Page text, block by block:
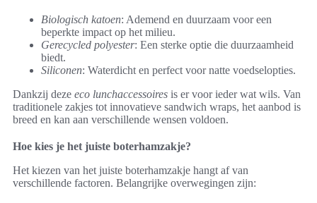
Biologisch katoen: Ademend en duurzaam voor een
beperkte impact op het milieu.
Gerecycled polyester: Een sterke optie die duurzaamheid
biedt.
Siliconen: Waterdicht en perfect voor natte voedselopties.
Dankzij deze eco lunchaccessoires is er voor ieder wat wils. Van
traditionele zakjes tot innovatieve sandwich wraps, het aanbod is
breed en kan aan verschillende wensen voldoen.
Hoe kies je het juiste boterhamzakje?
Het kiezen van het juiste boterhamzakje hangt af van
verschillende factoren. Belangrijke overwegingen zijn: